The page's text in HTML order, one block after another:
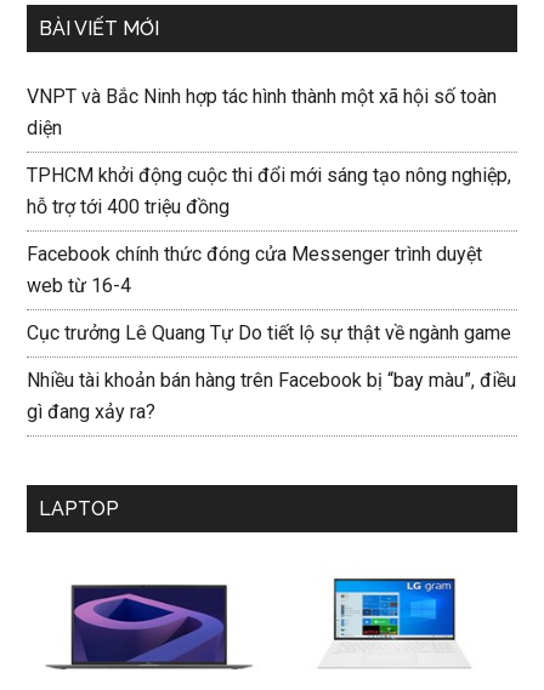
BÀI VIẾT MỚI
VNPT và Bắc Ninh hợp tác hình thành một xã hội số toàn
diện
TPHCM khởi động cuộc thi đổi mới sáng tạo nông nghiệp,
hỗ trợ tới 400 triệu đồng
Facebook chính thức đóng cửa Messenger trình duyệt
web từ 16-4
Cục trưởng Lê Quang Tự Do tiết lộ sự thật về ngành game
Nhiều tài khoản bán hàng trên Facebook bị “bay màu”, điều
gì đang xảy ra?
LAPTOP